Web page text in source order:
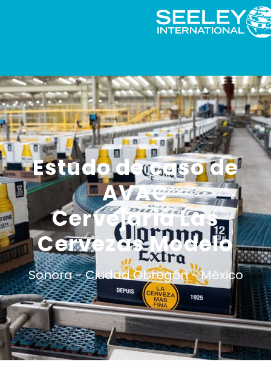
Estudo de caso de
AVAC
Cervejaria Las
Cervezas Modelo
Sonora -Ciudad Obregón -México